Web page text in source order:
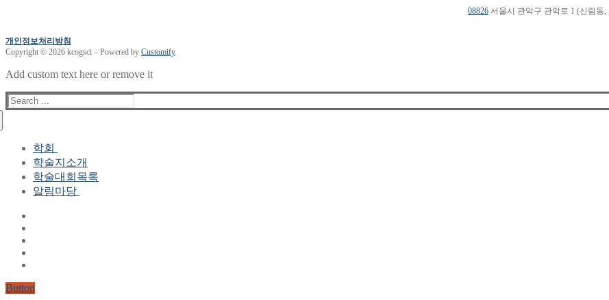
08826 서울시 관악구 관악로 1 (신림동
개인정보처리방침
Copyright © 2026 kcogsci – Powered by Customify.
Add custom text here or remove it
Search
for:
학회
학회장 인사말
현 임원진
역대 임원진
학술지소개
학술대회목록
알림마당
Button